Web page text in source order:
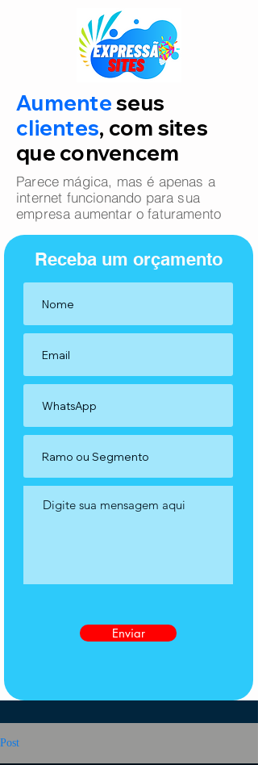
Aumenteseus
clientes, com sites
que convencem
Parece mágica, mas é apenas a
internet funcionando para sua
empresa aumentar o faturamento
Receba um orçamento
Enviar
Post